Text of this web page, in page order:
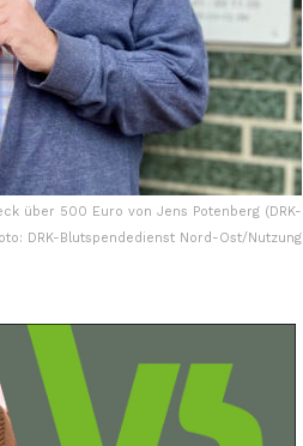
über 500 Euro von Jens Potenberg (DRK-
DRK-Blutspendedienst Nord-Ost/Nutzung